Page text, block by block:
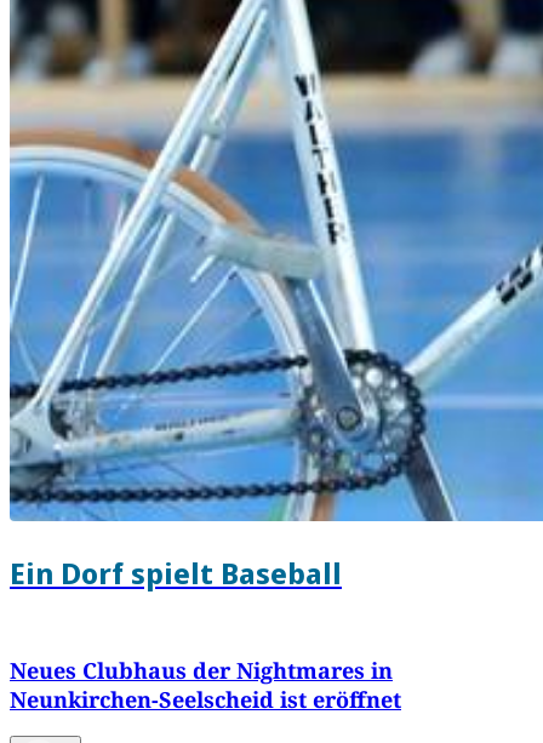
Ein Dorf spielt Baseball
Neues Clubhaus der Nightmares in
Neunkirchen-Seelscheid ist eröffnet